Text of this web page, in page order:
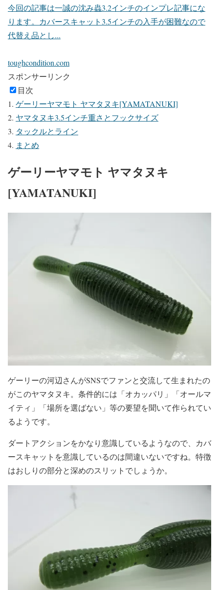
今回の記事は一誠の沈み蟲3.2インチのインプレ記事にな
ります。カバースキャット3.5インチの入手が困難なので
代替え品とし...
toughcondition.com
スポンサーリンク
目次
ゲーリーヤマモト ヤマタヌキ[YAMATANUKI]
ヤマタヌキ3.5インチ重さとフックサイズ
タックルとライン
まとめ
ゲーリーヤマモト ヤマタヌキ
[YAMATANUKI]
ゲーリーの河辺さんがSNSでファンと交流して生まれたの
がこのヤマタヌキ。条件的には「オカッパリ」「オールマ
イティ」「場所を選ばない」等の要望を聞いて作られてい
るようです。
ダートアクションをかなり意識しているようなので、カバ
ースキャットを意識しているのは間違いないですね。特徴
はおしりの部分と深めのスリットでしょうか。